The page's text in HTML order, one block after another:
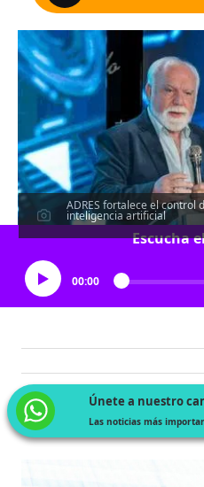
ADRES fortalece el control
inteligencia artificial
Escucha
00:00
Únete a nuestro
Las noticias más